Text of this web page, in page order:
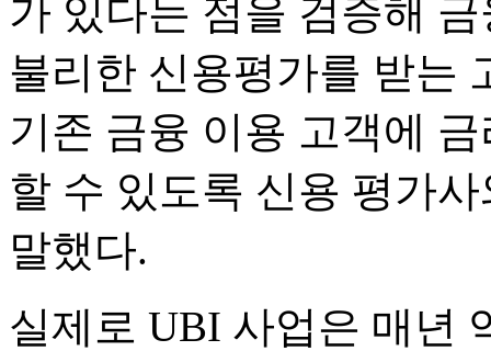
가 있다는 점을 검증해
불리한 신용평가를 받는
기존 금융 이용 고객에
할 수 있도록 신용 평가
말했다.
실제로 UBI 사업은 매년